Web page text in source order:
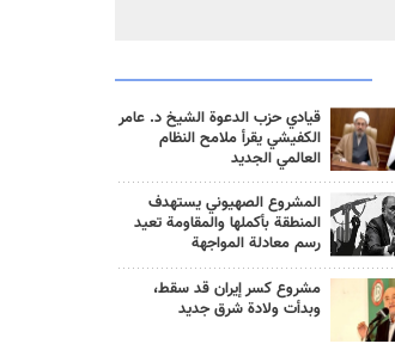
قيادي حزب الدعوة الشيخ د. عامر
الكفيشي يقرأ ملامح النظام
العالمي الجديد
المشروع الصهيوني يستهدف
المنطقة بأكملها والمقاومة تعيد
رسم معادلة المواجهة
مشروع كسر إيران قد سقط،
وبدأت ولادة شرق جديد